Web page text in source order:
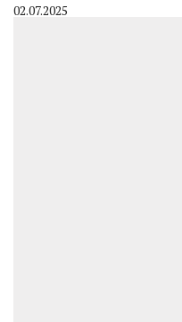
By
02.07.2025